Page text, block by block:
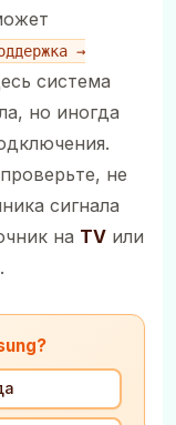
→
система
но иногда
не
сигнала
на TV или